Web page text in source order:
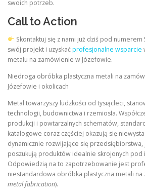
swoich potrzeb.
Call to Action
Skontaktuj się z nami już dziś pod
swój projekt i uzyskaćprofesjonalne wsparcie
metalu na zamówienie w Józefowie.
Niedroga obróbka plastyczna metali na
Józefowie i okolicach
Metal towarzyszy ludzkości od tysiącleci,
technologii, budownictwa i rzemiosła.
produkcji i powtarzalnych schematów,
katalogowe coraz częściej okazują się
dynamicznie rozwijające się przedsiębiorstwa,
poszukują produktów idealnie skrojonych pod
Odpowiedzią na to zapotrzebowanie jest
niestandardowa obróbka plastyczna metali na
metal fabrication).